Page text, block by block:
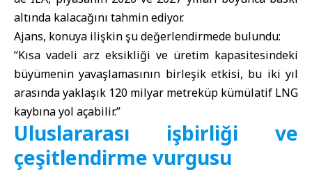
altında kalacağını tahmin ediyor.
Ajans, konuya ilişkin şu değerlendirmede bulundu:
“Kısa vadeli arz eksikliği ve üretim kapasitesindeki
büyümenin yavaşlamasının birleşik etkisi, bu iki yıl
arasında yaklaşık 120 milyar metreküp kümülatif LNG
kaybına yol açabilir.”
Uluslararası işbirliği ve
çeşitlendirme vurgusu